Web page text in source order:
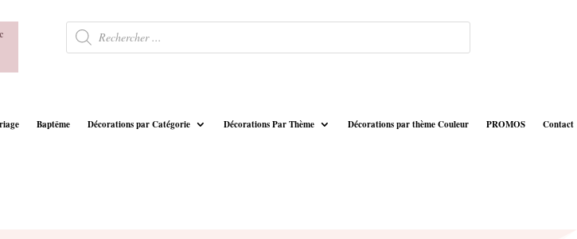
Recherche
de
produits
Baptême Décorations par Catégorie Décorations Par Thème Décorations par thème Couleur PROMOS Contact